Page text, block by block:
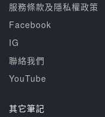
服務條款及隱私權政策
Facebook
IG
聯絡我們
YouTube
其它筆記